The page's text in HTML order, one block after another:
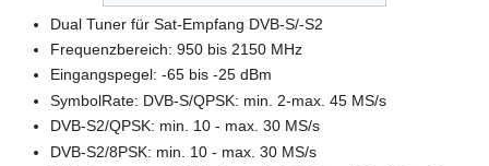
Dual Tuner für Sat-Empfang DVB-S/-S2
Frequenzbereich: 950 bis 2150 MHz
Eingangspegel: -65 bis -25 dBm
SymbolRate: DVB-S/QPSK: min. 2-max. 45 MS/s
DVB-S2/QPSK: min. 10 - max. 30 MS/s
DVB-S2/8PSK: min. 10 - max. 30 MS/s